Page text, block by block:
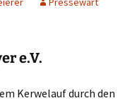
e.V.
Kerwelauf durch den